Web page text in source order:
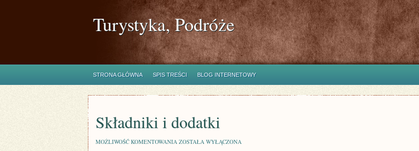
Turystyka, Podróże
STRONA GŁÓWNA SPIS TREŚCI BLOG INTERNETOWY
Składniki i dodatki
MOŻLIWOŚĆ KOMENTOWANIA SKŁADNIKI
ZOSTAŁA WYŁĄCZONA